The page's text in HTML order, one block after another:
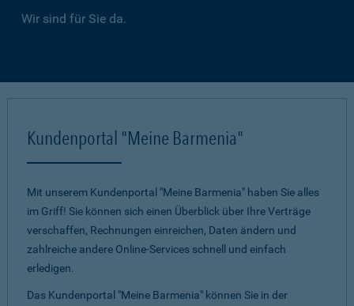
Wir sind für Sie da.
Kundenportal "Meine Barmenia"
Mit unserem Kundenportal "Meine Barmenia" haben Sie alles
im Griff! Sie können sich einen Überblick über Ihre Verträge
verschaffen, Rechnungen einreichen, Daten ändern und
zahlreiche andere Online-Services schnell und einfach
erledigen.
Das Kundenportal "Meine Barmenia" können Sie in der